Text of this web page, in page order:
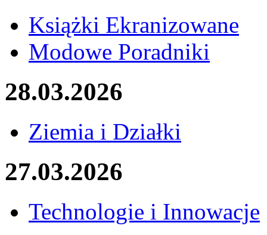
Książki Ekranizowane
Modowe Poradniki
28.03.2026
Ziemia i Działki
27.03.2026
Technologie i Innowacje